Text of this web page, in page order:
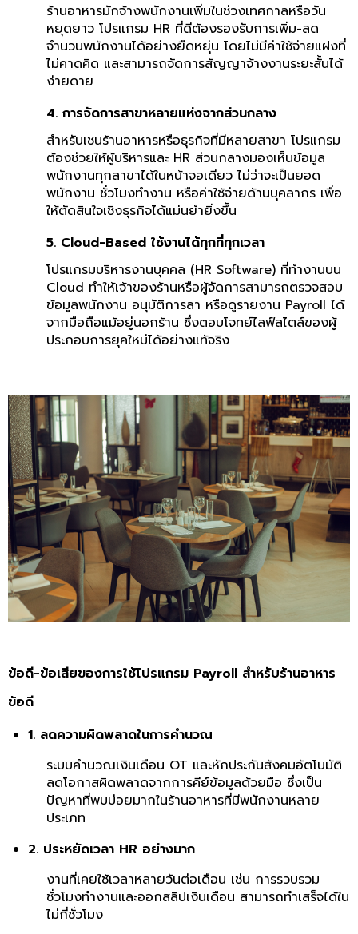
ร้านอาหารมักจ้างพนักงานเพิ่มในช่วงเทศกาลหรือวัน
หยุดยาว โปรแกรม HR ที่ดีต้องรองรับการเพิ่ม-ลด
จำนวนพนักงานได้อย่างยืดหยุ่น โดยไม่มีค่าใช้จ่ายแฝงที่
ไม่คาดคิด และสามารถจัดการสัญญาจ้างงานระยะสั้นได้
ง่ายดาย
4. การจัดการสาขาหลายแห่งจากส่วนกลาง
สำหรับเชนร้านอาหารหรือธุรกิจที่มีหลายสาขา โปรแกรม
ต้องช่วยให้ผู้บริหารและ HR ส่วนกลางมองเห็นข้อมูล
พนักงานทุกสาขาได้ในหน้าจอเดียว ไม่ว่าจะเป็นยอด
พนักงาน ชั่วโมงทำงาน หรือค่าใช้จ่ายด้านบุคลากร เพื่อ
ให้ตัดสินใจเชิงธุรกิจได้แม่นยำยิ่งขึ้น
5. Cloud-Based ใช้งานได้ทุกที่ทุกเวลา
โปรแกรมบริหารงานบุคคล (HR Software) ที่ทำงานบน
Cloud ทำให้เจ้าของร้านหรือผู้จัดการสามารถตรวจสอบ
ข้อมูลพนักงาน อนุมัติการลา หรือดูรายงาน Payroll ได้
จากมือถือแม้อยู่นอกร้าน ซึ่งตอบโจทย์ไลฟ์สไตล์ของผู้
ประกอบการยุคใหม่ได้อย่างแท้จริง
ข้อดี-ข้อเสียของการใช้โปรแกรม Payroll สำหรับร้านอาหาร
ข้อดี
1. ลดความผิดพลาดในการคำนวณ
ระบบคำนวณเงินเดือน OT และหักประกันสังคมอัตโนมัติ
ลดโอกาสผิดพลาดจากการคีย์ข้อมูลด้วยมือ ซึ่งเป็น
ปัญหาที่พบบ่อยมากในร้านอาหารที่มีพนักงานหลาย
ประเภท
2. ประหยัดเวลา HR อย่างมาก
งานที่เคยใช้เวลาหลายวันต่อเดือน เช่น การรวบรวม
ชั่วโมงทำงานและออกสลิปเงินเดือน สามารถทำเสร็จได้ใน
ไม่กี่ชั่วโมง